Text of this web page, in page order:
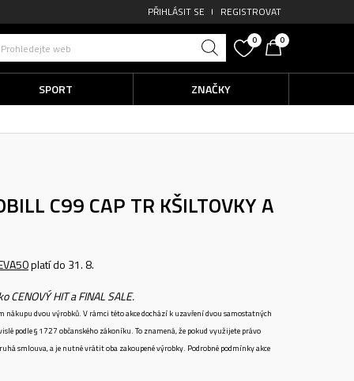
PŘIHLÁSIT SE REGISTROVAT
Prohledejte web
0 0
SPORT ZNAČKY
C99 CAP TR KŠILTOVKY A
platí do 31. 8.
HIT a FINAL SALE.
nákupu dvou výrobků. V rámci této akce dochází k uzavření dvou samostatných
podle § 1727 občanského zákoníku. To znamená, že pokud využijete právo
smlouva, a je nutné vrátit oba zakoupené výrobky. Podrobné podmínky akce